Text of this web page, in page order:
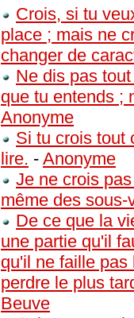
Crois, si tu
place ; mais ne
changer de
Ne dis pas
que tu entends ;
Anonyme
Si tu crois tout
lire. - Anonyme
Je ne crois
même des
De ce que la
une partie qu'il
qu'il ne faille
perdre le plus
Beuve